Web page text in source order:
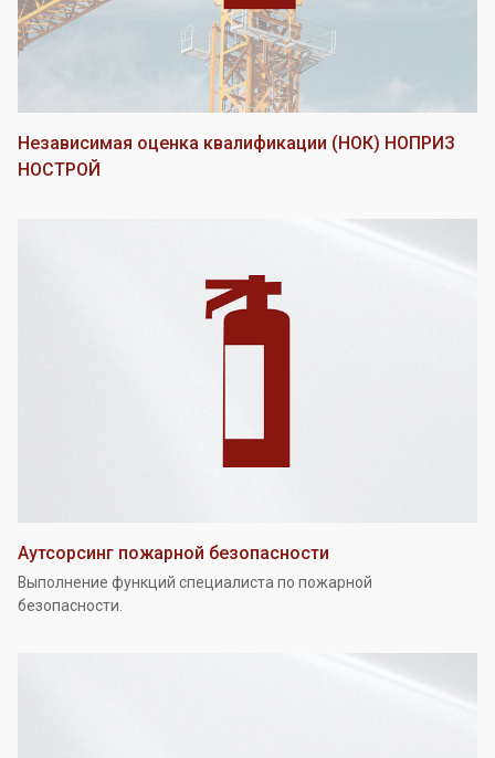
Независимая оценка квалификации (НОК) НОПРИЗ
НОСТРОЙ
Аутсорсинг пожарной безопасности
Выполнение функций специалиста по пожарной
безопасности.